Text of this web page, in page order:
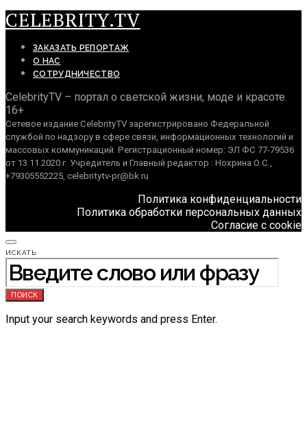
CELEBRITY.TV
ЗАКАЗАТЬ РЕПОРТАЖ
О НАС
СОТРУДНИЧЕСТВО
CelebrityTV – портал о светской жизни, моде и красоте.
16+
Сетевое издание CelebrityTV зарегистрировано Федеральной
службой по надзору в сфере связи, информационных технологий и
массовых коммуникаций. Регистрационный номер: ЭЛ ФС 77-79536
от 13.11.2020 г. Учредитель и Главный редактор : Нохрина О.С.,
+79305552225, celebritytv-pr@bk.ru
Политика конфиденциальности
Политика обработки персональных данных
Согласие с cookie
ИСКАТЬ:
ПОИСК
Input your search keywords and press Enter.